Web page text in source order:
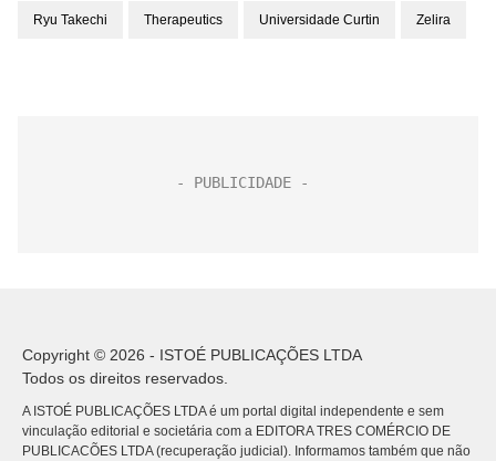
Ryu Takechi Therapeutics Universidade Curtin Zelira
Copyright © 2026 - ISTOÉ PUBLICAÇÕES LTDA
Todos os direitos reservados.
A ISTOÉ PUBLICAÇÕES LTDA é um portal digital independente e sem
vinculação editorial e societária com a EDITORA TRES COMÉRCIO DE
PUBLICACÕES LTDA (recuperação judicial). Informamos também que não